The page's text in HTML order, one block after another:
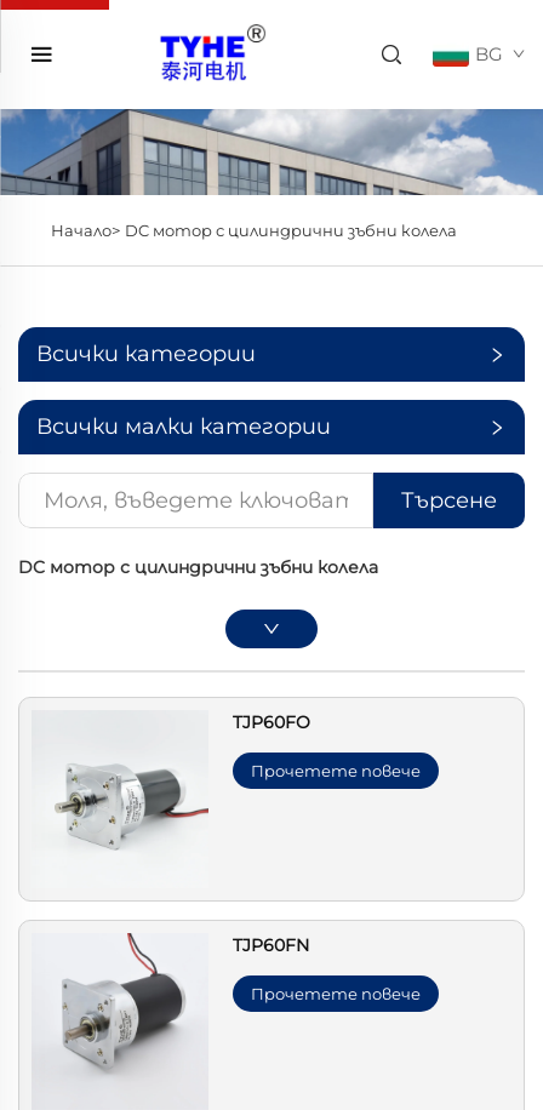
BG
Начало> DC мотор с цилиндрични зъбни колела
Всички категории
Всички малки категории
Търсене
DC мотор с цилиндрични зъбни колела
TJP60FO
Прочетете повече
TJP60FN
Прочетете повече